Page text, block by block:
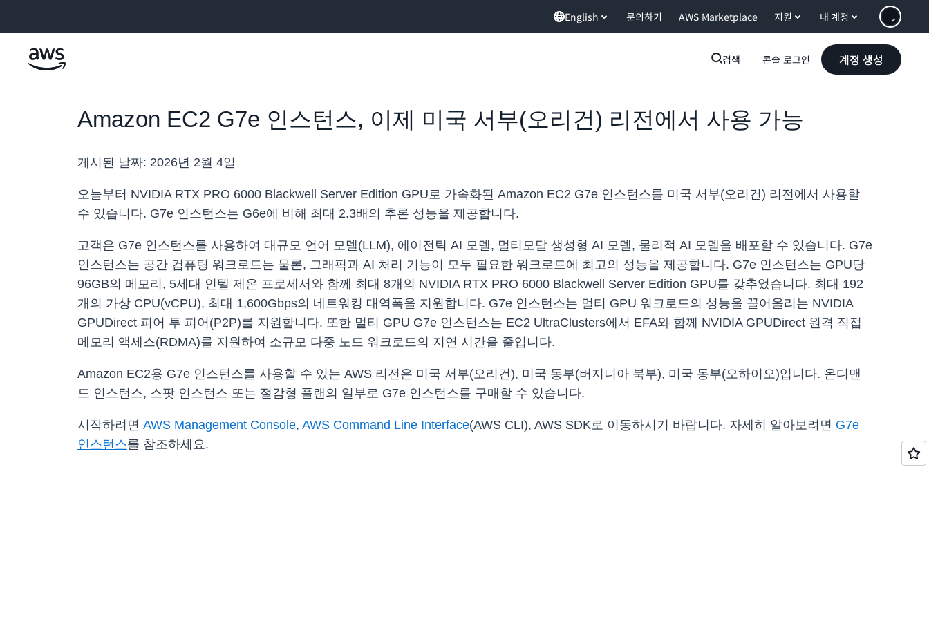
English 문의하기 AWS Marketplace 지원 내 계정
검색 콘솔 로그인 계정 생성
Amazon EC2 G7e 인스턴스, 이제 미국 서부(오리건) 리전에서 사용 가능
게시된 날짜: 2026년 2월 4일
오늘부터 NVIDIA RTX PRO 6000 Blackwell Server Edition GPU로 가속화된 Amazon EC2 G7e 인스턴스를 미국 서부(오리건) 리전에서 사용할
수 있습니다. G7e 인스턴스는 G6e에 비해 최대 2.3배의 추론 성능을 제공합니다.
고객은 G7e 인스턴스를 사용하여 대규모 언어 모델(LLM), 에이전틱 AI 모델, 멀티모달 생성형 AI 모델, 물리적 AI 모델을 배포할 수 있습니다. G7e
인스턴스는 공간 컴퓨팅 워크로드는 물론, 그래픽과 AI 처리 기능이 모두 필요한 워크로드에 최고의 성능을 제공합니다. G7e 인스턴스는 GPU당
96GB의 메모리, 5세대 인텔 제온 프로세서와 함께 최대 8개의 NVIDIA RTX PRO 6000 Blackwell Server Edition GPU를 갖추었습니다. 최대 192
개의 가상 CPU(vCPU), 최대 1,600Gbps의 네트워킹 대역폭을 지원합니다. G7e 인스턴스는 멀티 GPU 워크로드의 성능을 끌어올리는 NVIDIA
GPUDirect 피어 투 피어(P2P)를 지원합니다. 또한 멀티 GPU G7e 인스턴스는 EC2 UltraClusters에서 EFA와 함께 NVIDIA GPUDirect 원격 직접
메모리 액세스(RDMA)를 지원하여 소규모 다중 노드 워크로드의 지연 시간을 줄입니다.
Amazon EC2용 G7e 인스턴스를 사용할 수 있는 AWS 리전은 미국 서부(오리건), 미국 동부(버지니아 북부), 미국 동부(오하이오)입니다. 온디맨
드 인스턴스, 스팟 인스턴스 또는 절감형 플랜의 일부로 G7e 인스턴스를 구매할 수 있습니다.
시작하려면 AWS Management Console, AWS Command Line Interface(AWS CLI), AWS SDK로 이동하시기 바랍니다. 자세히 알아보려면 G7e
인스턴스를 참조하세요.